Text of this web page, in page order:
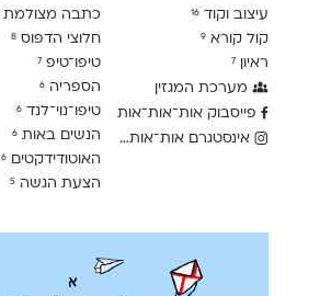
עיצוב וקוד 16
קול קורא 9
ראיון 7
מערכת המגזין
פייסבוק אות־אות־אות
אינסטגרם אות־אות־אות
כתבה מצולמת
חלוצי הדפוס 8
טיפו־טיפ 7
הספריה 6
טיפו־נוי־לנד 6
הנשים באות 6
האוטודידקטים 6
הצעת הגשה 5